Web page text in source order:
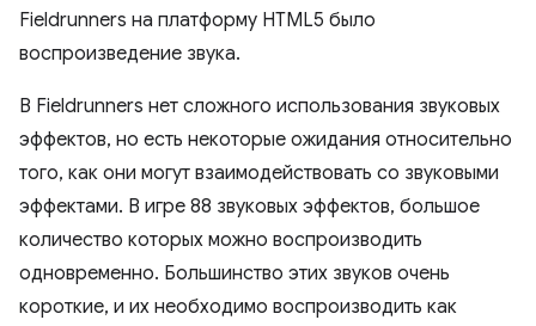
Fieldrunners на платформу HTML5 было
воспроизведение звука.
В Fieldrunners нет сложного использования звуковых
эффектов, но есть некоторые ожидания относительно
того, как они могут взаимодействовать со звуковыми
эффектами. В игре 88 звуковых эффектов, большое
количество которых можно воспроизводить
одновременно. Большинство этих звуков очень
короткие, и их необходимо воспроизводить как